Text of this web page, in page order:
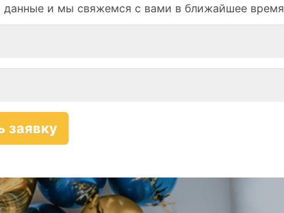
из шаров
данные и мы свяжемся с вами в ближайшее время